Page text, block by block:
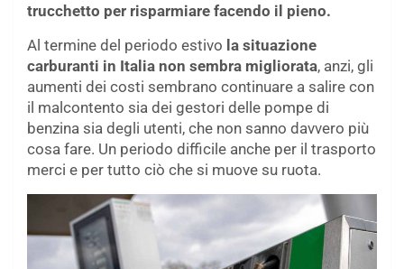
trucchetto per risparmiare facendo il pieno.
Al termine del periodo estivo la situazione
carburanti in Italia non sembra migliorata, anzi, gli
aumenti dei costi sembrano continuare a salire con
il malcontento sia dei gestori delle pompe di
benzina sia degli utenti, che non sanno davvero più
cosa fare. Un periodo difficile anche per il trasporto
merci e per tutto ciò che si muove su ruota.